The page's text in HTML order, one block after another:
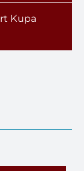
Kupa